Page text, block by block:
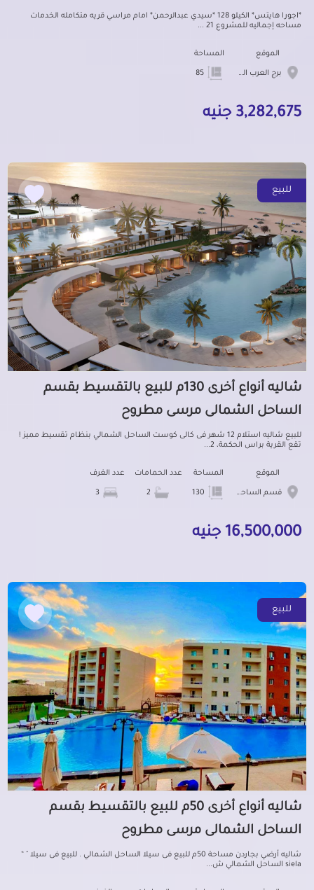
*اجورا هايتس* الكيلو 128 *سيدي عبدالرحمن* امام مراسي قريه متكامله الخدمات
مساحه إجماليه للمشروع 21 ...
الموقع
برج العرب الجديده
المساحة
85
3,282,675 جنيه
للبيع
شاليه أنواع أخرى 130م للبيع بالتقسيط بقسم
الساحل الشمالى مرسى مطروح
للبيع شاليه استلام 12 شهر فى كالى كوست الساحل الشمالي بنظام تقسيط مميز !
تقع القرية براس الحكمة، 2...
الموقع
قسم الساحل الشمالى
المساحة عدد الحمامات عدد الغرف
16,500,000 جنيه
للبيع
شاليه أنواع أخرى 50م للبيع بالتقسيط بقسم
الساحل الشمالى مرسى مطروح
شاليه أرضي بجاردن مساحة 50م للبيع فى سيلا الساحل الشمالي . للبيع فى سيلا " “
siela الساحل الشمالي ش...